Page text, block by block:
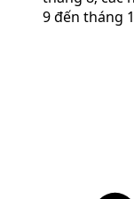
9 đến tháng